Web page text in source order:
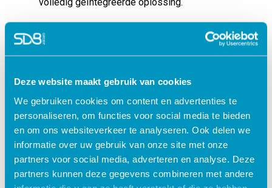
Deze website maakt gebruik van cookies
We gebruiken cookies om content en advertenties te
personaliseren, om functies voor social media te bieden
en om ons websiteverkeer te analyseren. Ook delen we
informatie over uw gebruik van onze site met onze
partners voor social media, adverteren en analyse. Deze
partners kunnen deze gegevens combineren met andere
Geïnteresseerd? Neem contact op via
info@sdbgroep.nl
Terug naar blogartikelen